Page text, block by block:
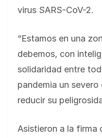
virus SARS-CoV-2.
“Estamos en una
debemos, con
solidaridad entre
pandemia un
reducir su
Asistieron a la firma